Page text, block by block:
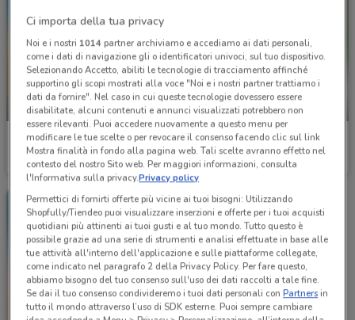
SCADE OGGI
McDonald's
Scade oggi 520 m
-4 GIORNI
Foxy
Scade giovedì
Ci importa della tua privacy
Noi e i nostri 1014partner archiviamo e accediamo ai dati personali,
come i dati di navigazione gli o identificatori univoci, sul tuo dispositivo.
Selezionando Accetto, abiliti le tecnologie di tracciamento affinché
supportino gli scopi mostrati alla voce "Noi e i nostri partner trattiamo i
dati da fornire". Nel caso in cui queste tecnologie dovessero essere
disabilitate, alcuni contenuti e annunci visualizzati potrebbero non
essere rilevanti. Puoi accedere nuovamente a questo menu per
modificare le tue scelte o per revocare il consenso facendo clic sul link
Mostra finalità in fondo alla pagina web. Tali scelte avranno effetto nel
contesto del nostro Sito web. Per maggiori informazioni, consulta
l'Informativa sulla privacy.Privacy policy
Permettici di fornirti offerte più vicine ai tuoi bisogni: Utilizzando
Shopfully/Tiendeo puoi visualizzare inserzioni e offerte per i tuoi acquisti
quotidiani più attinenti ai tuoi gusti e al tuo mondo. Tutto questo è
possibile grazie ad una serie di strumenti e analisi effettuate in base alle
tue attività all'interno dell'applicazione e sulle piattaforme collegate,
come indicato nel paragrafo 2 della Privacy Policy. Per fare questo,
abbiamo bisogno del tuo consenso sull'uso dei dati raccolti a tale fine.
Se dai il tuo consenso condivideremo i tuoi dati personali conPartnersin
tutto il mondo attraverso l’uso di SDK esterne. Puoi sempre cambiare